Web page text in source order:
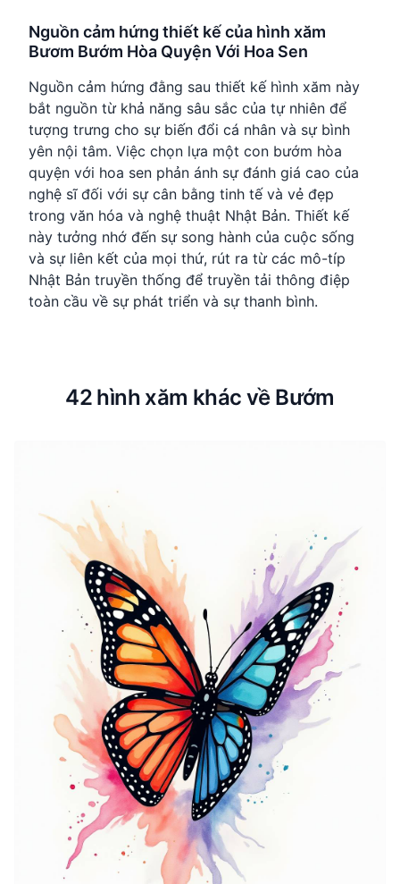
Nguồn cảm hứng thiết kế của hình xăm
Bươm Bướm Hòa Quyện Với Hoa Sen
Nguồn cảm hứng đằng sau thiết kế hình xăm này
bắt nguồn từ khả năng sâu sắc của tự nhiên để
tượng trưng cho sự biến đổi cá nhân và sự bình
yên nội tâm. Việc chọn lựa một con bướm hòa
quyện với hoa sen phản ánh sự đánh giá cao của
nghệ sĩ đối với sự cân bằng tinh tế và vẻ đẹp
trong văn hóa và nghệ thuật Nhật Bản. Thiết kế
này tưởng nhớ đến sự song hành của cuộc sống
và sự liên kết của mọi thứ, rút ra từ các mô-típ
Nhật Bản truyền thống để truyền tải thông điệp
toàn cầu về sự phát triển và sự thanh bình.
42 hình xăm khác về Bướm